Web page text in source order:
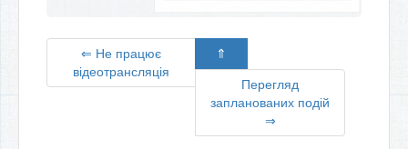
⇐ Не працює
відеотрансляція
⇑
Перегляд
запланованих подій
⇒